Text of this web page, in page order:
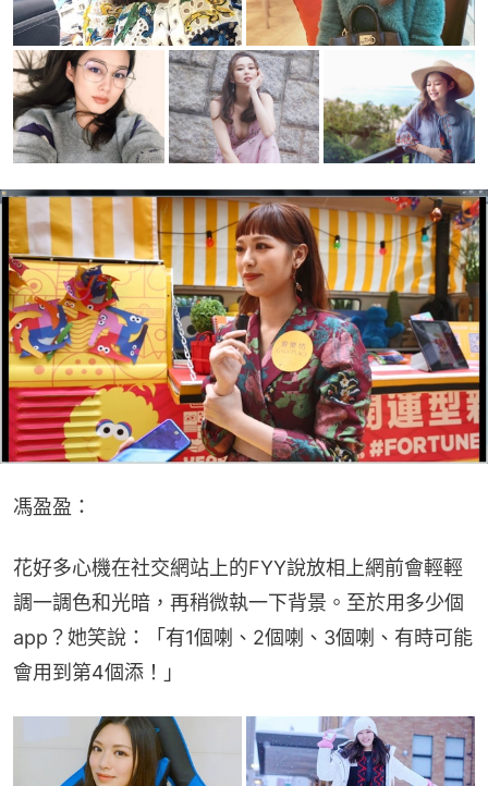
馮盈盈：
花好多心機在社交網站上的FYY說放相上網前會輕輕
調一調色和光暗，再稍微執一下背景。至於用多少個
app？她笑說：「有1個喇、2個喇、3個喇、有時可能
會用到第4個添！」